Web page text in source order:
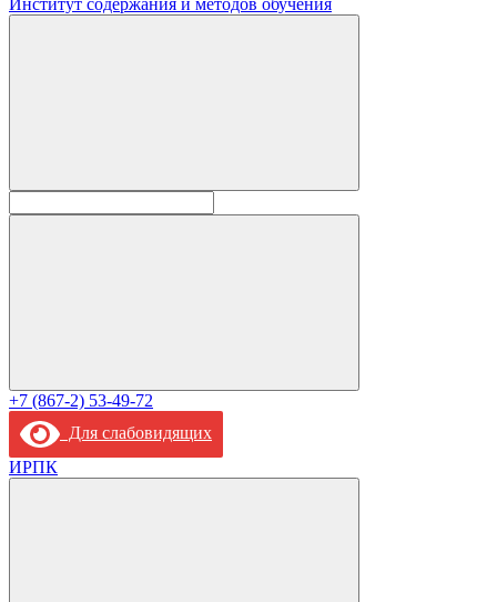
Институт содержания и методов обучения
+7 (867-2) 53-49-72
Для слабовидящих
ИРПК